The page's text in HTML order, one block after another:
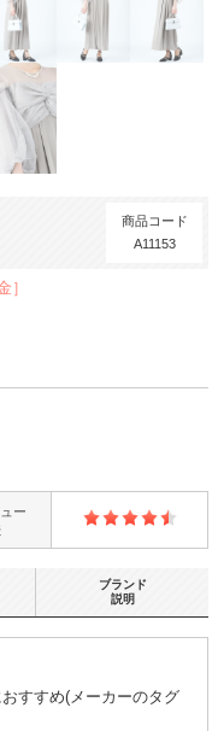
商品コード
A11153
］
ー
すすめ(メーカーのタグ
ブランド
説明